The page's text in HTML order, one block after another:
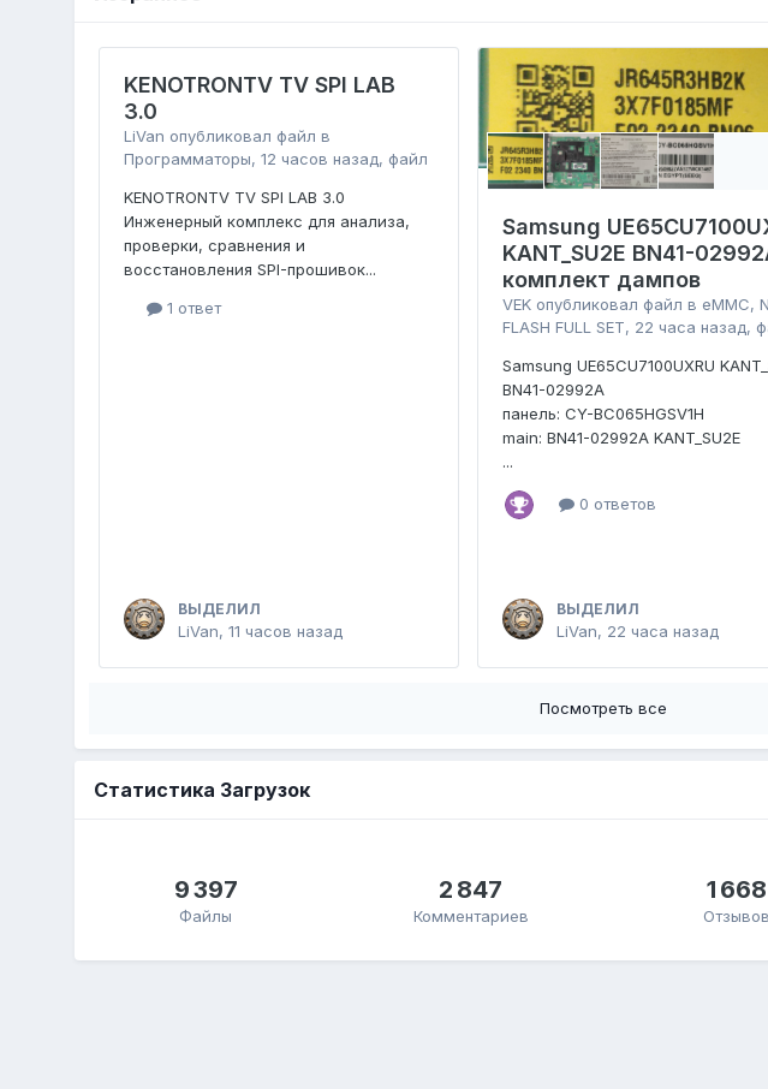
KENOTRONTV TV SPI LAB
3.0
LiVan опубликовал файл в
Программаторы,12 часов назад, файл
KENOTRONTV TV SPI LAB 3.0
Инженерный комплекс для анализа,
проверки, сравнения и
восстановления SPI-прошивок...
1 ответ
ВЫДЕЛИЛ
LiVan,11 часов назад
Samsung
KANT_SU2E BN41-
комплект дампов
VEK опубликовал файл в eMMC,
FLASH FULL SET, 22 часа назад,
Samsung UE65CU7100UXRU
BN41-02992A
панель: CY-BC065HGSV1H
main: BN41-02992A KANT_SU2E
...
0 ответов
ВЫДЕЛИЛ
LiVan, 22 часа назад
Посмотреть все
Статистика Загрузок
9 397
Файлы
2 847
Комментариев
1 668
Отзывов